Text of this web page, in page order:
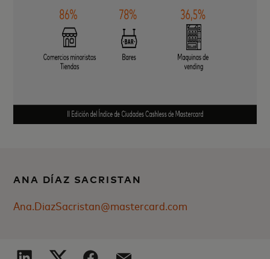
ANA DÍAZ SACRISTAN
Ana.DiazSacristan@mastercard.com